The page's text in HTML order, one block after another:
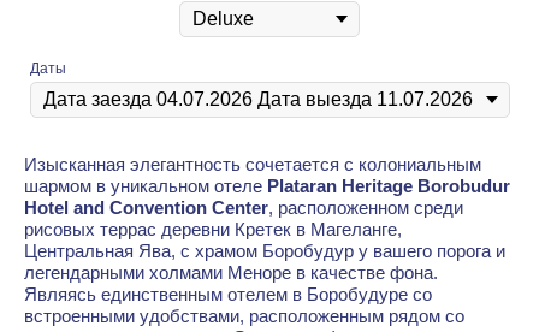
Даты
Изысканная элегантность сочетается с колониальным
шармом в уникальном отеле Plataran Heritage Borobudur
Hotel and Convention Center, расположенном среди
рисовых террас деревни Кретек в Магеланге,
Центральная Ява, с храмом Боробудур у вашего порога и
легендарными холмами Меноре в качестве фона.
Являясь единственным отелем в Боробудуре со
встроенными удобствами, расположенным рядом со